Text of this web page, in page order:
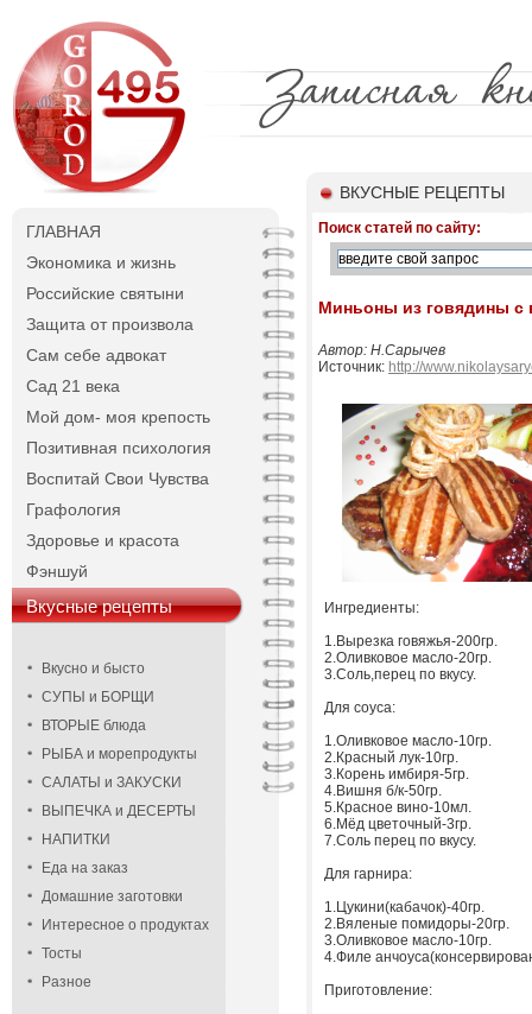
ГЛАВНАЯ
Экономика и жизнь
Российские святыни
Защита от произвола
Сам себе адвокат
Сад 21 века
Мой дом- моя крепость
Позитивная психология
Воспитай Свои Чувства
Графология
Здоровье и красота
Фэншуй
Вкусные рецепты
Вкусно и бысто
СУПЫ и БОРЩИ
ВТОРЫЕ блюда
РЫБА и морепродукты
САЛАТЫ и ЗАКУСКИ
ВЫПЕЧКА и ДЕСЕРТЫ
НАПИТКИ
Еда на заказ
Домашние заготовки
Интересное о продуктах
Тосты
Разное
ВКУСНЫЕ РЕЦЕПТЫ
Поиск статей по сайту:
Миньоны из говядины с
Автор: Н.Сарычев
Источник: http://
Ингредиенты:
1.Вырезка говяжья-200гр.
2.Оливковое масло-20гр.
3.Соль,перец по вкусу.
Для соуса:
1.Оливковое масло-10гр.
2.Красный лук-10гр.
3.Корень имбиря-5гр.
4.Вишня б/к-50гр.
5.Красное вино-10мл.
6.Мёд цветочный-3гр.
7.Соль перец по вкусу.
Для гарнира:
1.Цукини(кабачок)-40гр.
2.Вяленые помидоры-20гр.
3.Оливковое масло-10гр.
4.Филе
Приготовление: